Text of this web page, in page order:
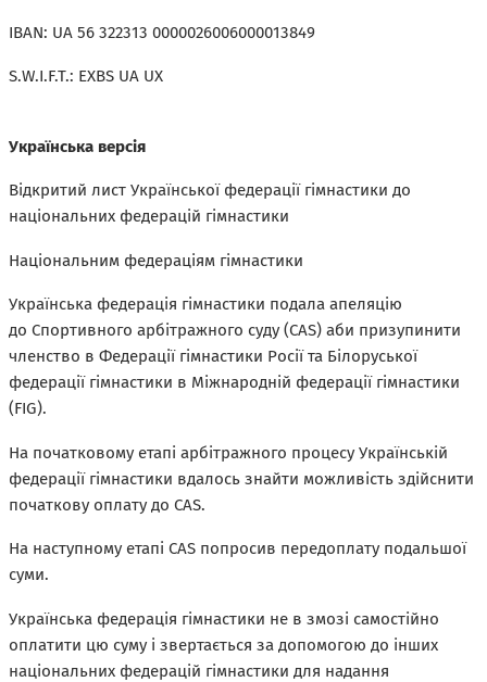
IBAN: UA 56 322313 0000026006000013849
S.W.I.F.T.: EXBS UA UX
Українська версія
Відкритий лист Української федерації гімнастики до
національних федерацій гімнастики
Національним федераціям гімнастики
Українська федерація гімнастики подала апеляцію
до Спортивного арбітражного суду (CAS) аби призупинити
членство в Федерації гімнастики Росії та Білоруської
федерації гімнастики в Міжнародній федерації гімнастики
(FIG).
На початковому етапі арбітражного процесу Українській
федерації гімнастики вдалось знайти можливість здійснити
початкову оплату до CAS.
На наступному етапі CAS попросив передоплату подальшої
суми.
Українська федерація гімнастики не в змозі самостійно
оплатити цю суму і звертається за допомогою до інших
національних федерацій гімнастики для надання